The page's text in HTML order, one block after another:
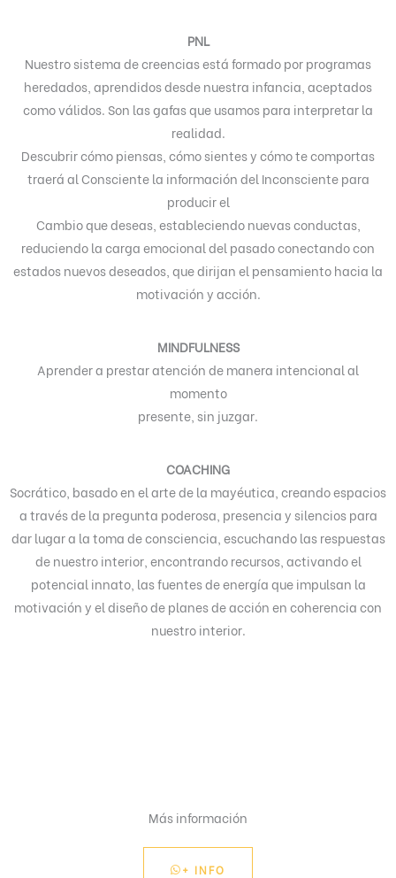
PNL
Nuestro sistema de creencias está formado por programas
heredados, aprendidos desde nuestra infancia, aceptados
como válidos. Son las gafas que usamos para interpretar la
realidad.
Descubrir cómo piensas, cómo sientes y cómo te comportas
traerá al Consciente la información del Inconsciente para
producir el
Cambio que deseas, estableciendo nuevas conductas,
reduciendo la carga emocional del pasado conectando con
estados nuevos deseados, que dirijan el pensamiento hacia la
motivación y acción.
MINDFULNESS
Aprender a prestar atención de manera intencional al
momento
presente, sin juzgar.
COACHING
Socrático, basado en el arte de la mayéutica, creando espacios
a través de la pregunta poderosa, presencia y silencios para
dar lugar a la toma de consciencia, escuchando las respuestas
de nuestro interior, encontrando recursos, activando el
potencial innato, las fuentes de energía que impulsan la
motivación y el diseño de planes de acción en coherencia con
nuestro interior.
Más información
+ INFO